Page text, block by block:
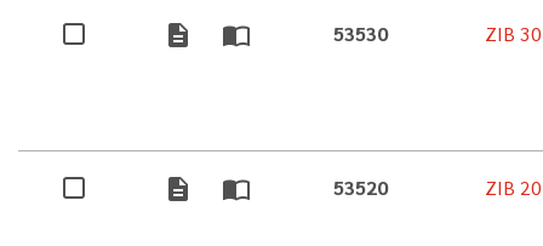
description import_contacts 53530 ZIB 30
description import_contacts 53520 ZIB 20